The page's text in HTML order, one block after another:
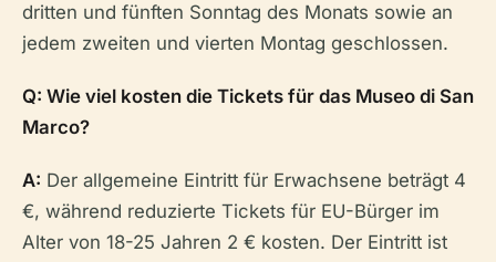
dritten und fünften Sonntag des Monats sowie an
jedem zweiten und vierten Montag geschlossen.
Q: Wie viel kosten die Tickets für das Museo di San
Marco?
A: Der allgemeine Eintritt für Erwachsene beträgt 4
€, während reduzierte Tickets für EU-Bürger im
Alter von 18-25 Jahren 2 € kosten. Der Eintritt ist